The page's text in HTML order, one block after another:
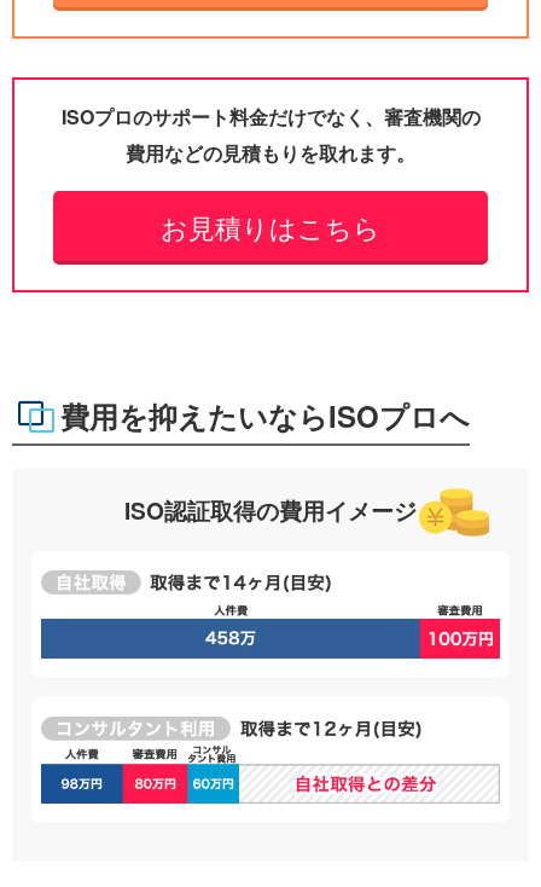
ISOプロのサポート料金だけでなく、審査機関の
費用などの見積もりを取れます。
お見積りはこちら
費用を抑えたいならISOプロへ
ISO認証取得の費用イメージ